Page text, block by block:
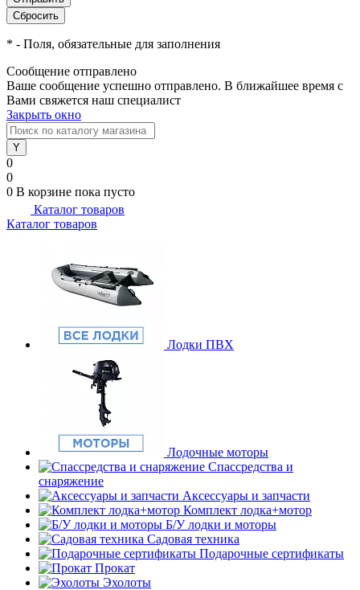
* - Поля, обязательные для заполнения
Сообщение отправлено
Ваше сообщение успешно отправлено. В ближайшее время с
Вами свяжется наш специалист
Закрыть окно
0
0
0 В корзине пока пусто
Каталог товаров
Каталог товаров
Лодки ПВХ
Лодочные моторы
Спассредства и
снаряжение
Аксессуары и запчасти
Комплект лодка+мотор
Б/У лодки и моторы
Садовая техника
Подарочные сертификаты
Прокат
Эхолоты